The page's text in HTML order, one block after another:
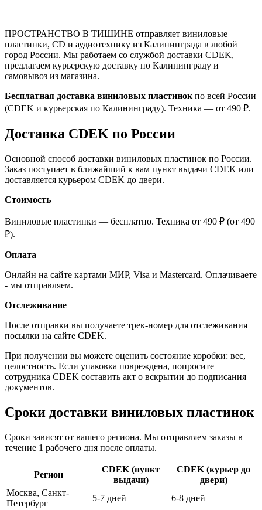
ПРОСТРАНСТВО В ТИШИНЕ отправляет виниловые
пластинки, CD и аудиотехнику из Калининграда в любой
город России. Мы работаем со службой доставки CDEK,
предлагаем курьерскую доставку по Калининграду и
самовывоз из магазина.
Бесплатная доставка виниловых пластинок по всей России
(CDEK и курьерская по Калининграду). Техника — от 490 ₽.
Доставка CDEK по России
Основной способ доставки виниловых пластинок по России.
Заказ поступает в ближайший к вам пункт выдачи CDEK или
доставляется курьером CDEK до двери.
Стоимость
Виниловые пластинки — бесплатно. Техника от 490 ₽ (от 490
₽).
Оплата
Онлайн на сайте картами МИР, Visa и Mastercard. Оплачиваете
- мы отправляем.
Отслеживание
После отправки вы получаете трек-номер для отслеживания
посылки на сайте CDEK.
При получении вы можете оценить состояние коробки: вес,
целостность. Если упаковка повреждена, попросите
сотрудника CDEK составить акт о вскрытии до подписания
документов.
Сроки доставки виниловых пластинок
Сроки зависят от вашего региона. Мы отправляем заказы в
течение 1 рабочего дня после оплаты.
Регион
CDEK (пункт
выдачи)
CDEK (курьер до
двери)
Москва, Санкт-
Петербург
5-7 дней
6-8 дней